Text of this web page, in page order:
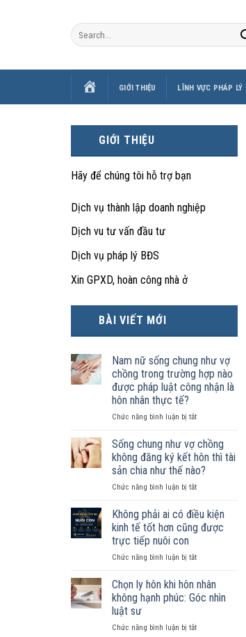
TRANGGIỚI THIỆU LĨNH VỰC PHÁP LÝ
GIỚI THIỆU
Hãy để chúng tôi hỗ trợ bạn
Dịch vụ thành lập doanh nghiệp
Dịch vu tư vấn đầu tư
Dịch vụ pháp lý BĐS
Xin GPXD, hoàn công nhà ở
BÀI VIẾT MỚI
Nam nữ sống chung như vợ
chồng trong trường hợp nào
được pháp luật công nhận là
hôn nhân thực tế?
Chức năng bình luận bị tắtở
nữ
sống
chung
như
vợ
trong
trường
hợp
được
luật
công
hôn
Sống chung như vợ chồng
không đăng ký kết hôn thì tài
sản chia như thế nào?
Chức năng bình luận bị tắtở
chung
như
vợ
không
ký
kết
hôn
tài
Không phải ai có điều kiện
kinh tế tốt hơn cũng được
trực tiếp nuôi con
Chức năng bình luận bị tắtở
phải
ai
có
kiện
Chọn ly hôn khi hôn nhân
không hạnh phúc: Góc nhìn
luật sư
Chức năng bình luận bị tắtở